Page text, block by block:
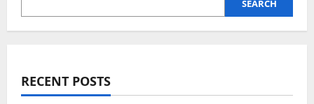
SEARCH
RECENT POSTS